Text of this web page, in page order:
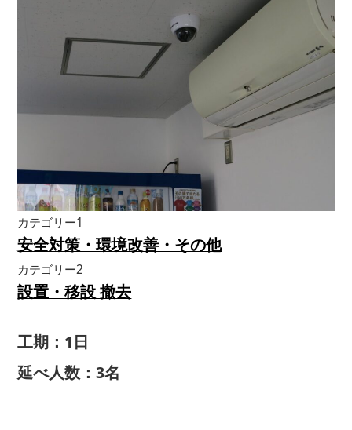
カテゴリー1
安全対策・環境改善・その他
カテゴリー2
設置・移設 撤去
工期：1日
延べ人数：3名